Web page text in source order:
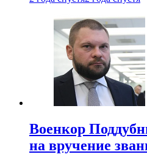
Военкор
на вручение